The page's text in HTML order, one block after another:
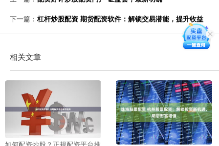
下一篇： 杠杆炒股配资 期货配资软件：解锁交易潜能，提升收益
相关文章